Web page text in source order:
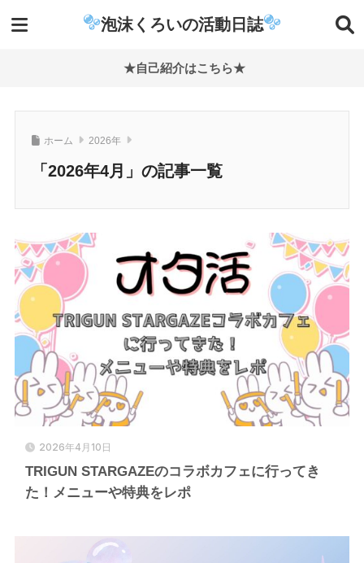
泡沫くろいの活動日誌
★自己紹介はこちら★
ホーム 2026年
「2026年4月」の記事一覧
2026年4月10日
TRIGUN STARGAZEのコラボカフェに行ってき
た！メニューや特典をレポ